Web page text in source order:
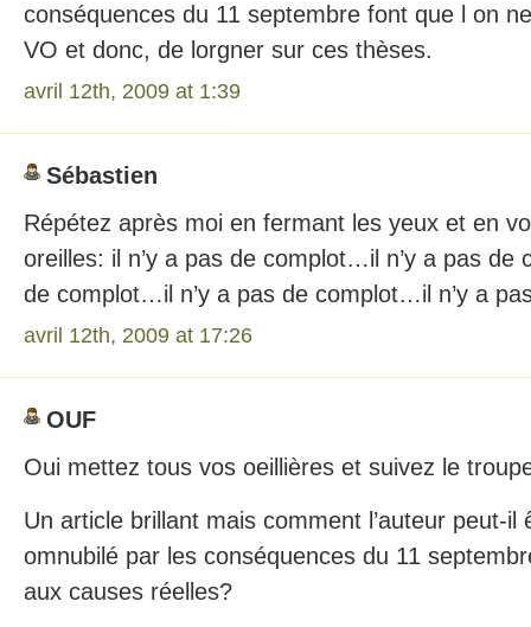
conséquences du 11 septembre font que l on
VO et donc, de lorgner sur ces thèses.
avril 12th, 2009 at 1:39
Sébastien
Répétez après moi en fermant les yeux et en
oreilles: il n’y a pas de complot…il n’y a pas de
de complot…il n’y a pas de complot…il n’y a
avril 12th, 2009 at 17:26
OUF
Oui mettez tous vos oeillières et suivez le
Un article brillant mais comment l’auteur peut-il
omnubilé par les conséquences du 11
aux causes réelles?